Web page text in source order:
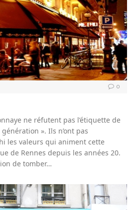
0
ne réfutent pas l’étiquette de
». Ils n’ont pas
les valeurs qui animent cette
de Rennes depuis les années 20.
de tomber…